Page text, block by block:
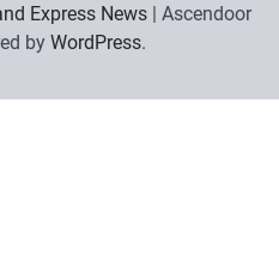
Express News | Ascendoor
by WordPress.